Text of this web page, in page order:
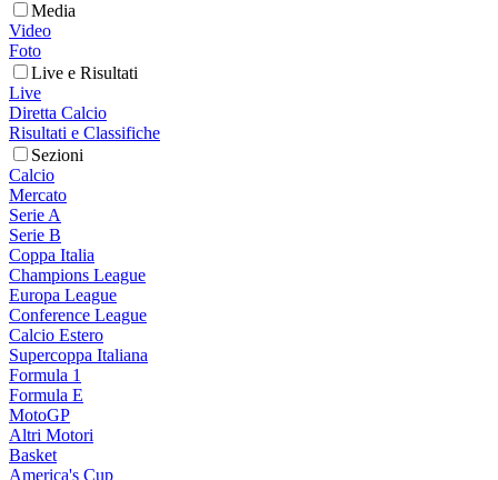
Media
Video
Foto
Live e Risultati
Live
Diretta Calcio
Risultati e Classifiche
Sezioni
Calcio
Mercato
Serie A
Serie B
Coppa Italia
Champions League
Europa League
Conference League
Calcio Estero
Supercoppa Italiana
Formula 1
Formula E
MotoGP
Altri Motori
Basket
America's Cup